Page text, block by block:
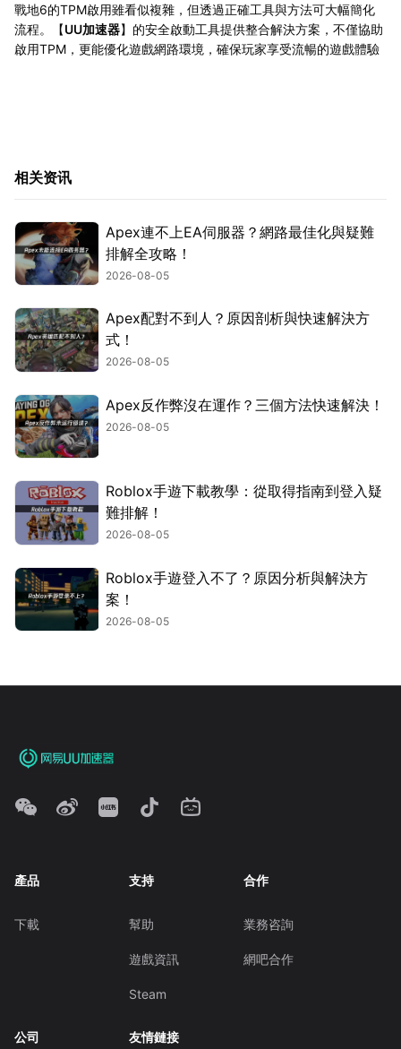
戰地6的TPM啟用雖看似複雜，但透過正確工具與方法可大幅簡化
流程。【UU加速器】的安全啟動工具提供整合解決方案，不僅協助
啟用TPM，更能優化遊戲網路環境，確保玩家享受流暢的遊戲體驗
相关资讯
Apex連不上EA伺服器？網路最佳化與疑難
排解全攻略！
2026-08-05
Apex配對不到人？原因剖析與快速解決方
式！
2026-08-05
Apex反作弊沒在運作？三個方法快速解決！
2026-08-05
Roblox手遊下載教學：從取得指南到登入疑
難排解！
2026-08-05
Roblox手遊登入不了？原因分析與解決方
案！
2026-08-05
產品
下載
支持
幫助
遊戲資訊
Steam
合作
業務咨詢
網吧合作
公司 友情鏈接